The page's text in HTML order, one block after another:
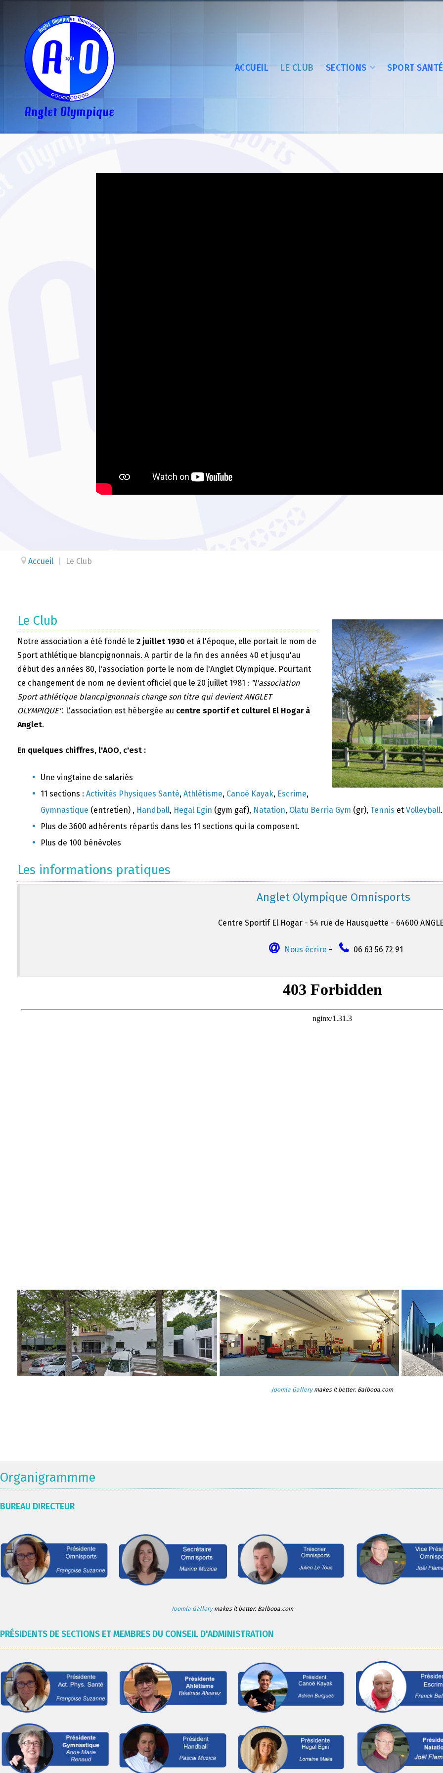
ACCUEIL LE CLUB SECTIONS SPORT SANTÉ
Accueil Le Club
Le Club
Notre association a été fondé le 2 juillet 1930 et à l'époque, elle portait le nom de
Sport athlétique blancpignonnais. A partir de la fin des années 40 et jusqu'au
début des années 80, l'association porte le nom de l'Anglet Olympique. Pourtant
ce changement de nom ne devient officiel que le 20 juillet 1981 : "l'association
Sport athlétique blancpignonnais change son titre qui devient ANGLET
OLYMPIQUE". L'association est hébergée au centre sportif et culturel El Hogar à
Anglet.
En quelques chiffres, l'AOO, c'est :
Une vingtaine de salariés
11 sections : Activités Physiques Santé, Athlétisme, Canoë Kayak, Escrime,
Gymnastique (entretien) , Handball, Hegal Egin (gym gaf), Natation, Olatu Berria Gym (gr), Tennis et Volleyball.
Plus de 3600 adhérents répartis dans les 11 sections qui la composent.
Plus de 100 bénévoles
Les informations pratiques
Anglet Olympique Omnisports
Centre Sportif El Hogar - 54 rue de Hausquette - 64600
Nous écrire - 06 63 56 72 91
Joomla Gallerymakes it better. Balbooa.com
Organigrammme
BUREAU DIRECTEUR
Joomla Gallerymakes it better. Balbooa.com
PRÉSIDENTS DE SECTIONS ET MEMBRES DU CONSEIL D'ADMINISTRATION